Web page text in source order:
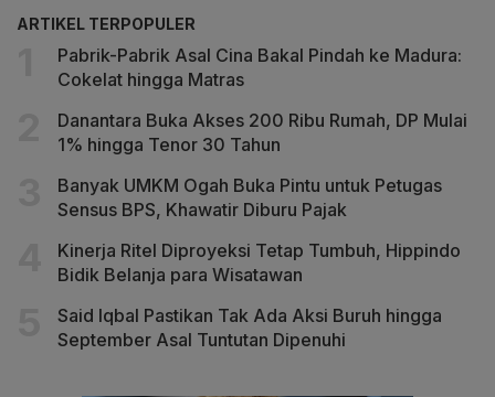
ARTIKEL TERPOPULER
Pabrik-Pabrik Asal Cina Bakal Pindah ke Madura:
Cokelat hingga Matras
Danantara Buka Akses 200 Ribu Rumah, DP Mulai
1% hingga Tenor 30 Tahun
Banyak UMKM Ogah Buka Pintu untuk Petugas
Sensus BPS, Khawatir Diburu Pajak
Kinerja Ritel Diproyeksi Tetap Tumbuh, Hippindo
Bidik Belanja para Wisatawan
Said Iqbal Pastikan Tak Ada Aksi Buruh hingga
September Asal Tuntutan Dipenuhi